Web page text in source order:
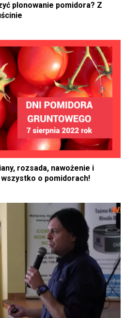
plonowanie pomidora? Z
rozsada, nawożenie i
wszystko o pomidorach!